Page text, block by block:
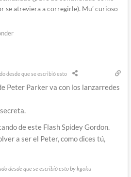
se atreviera a corregirle). Mu’ curioso
desde que se escribió esto
Peter Parker va con los lanzarredes
de este Flash Spidey Gordon.
a ser el Peter, como dices tú,
desde que se escribió esto by kgoku